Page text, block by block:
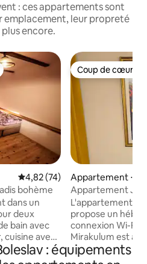
: ces appartements sont
emplacement, leur propreté
encore.
Évaluation moyenne sur la
4,82 (74)
bohème
dans un
deux
bain avec
cuisine avec
gaz. Dans la
une
Coup de cœur
Coup de cœur
Appartement ⋅
Appartement
L'appartement
propose un
connexion Wi-Fi
Mirakulum est à
l'Assomption de
Jean-Baptiste est à 35
: équipements